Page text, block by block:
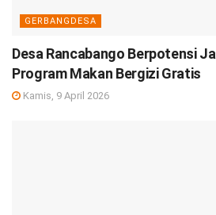
GERBANGDESA
Desa Rancabango Berpotensi
Program Makan Bergizi Gratis
Kamis, 9 April 2026